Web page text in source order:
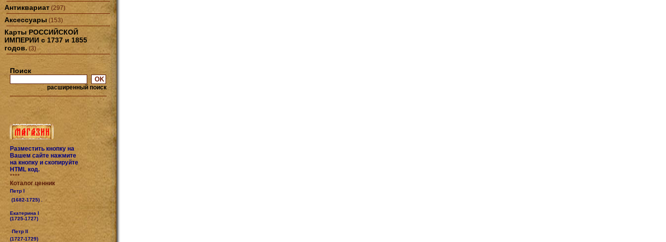
Антиквариат (297)
Аксессуары (153)
Карты РОССИЙСКОЙ
ИМПЕРИИ с 1737 и 1855
годов. (3)
Поиск
расширенный поиск
Разместить кнопку на
Вашем сайте нажмите
на кнопку и скопируйте
HTML код.
****
Коталог ценник
Петр I
(1682-1725) .
Екатерина I
(1725-1727)
Петр II
(1727-1729)